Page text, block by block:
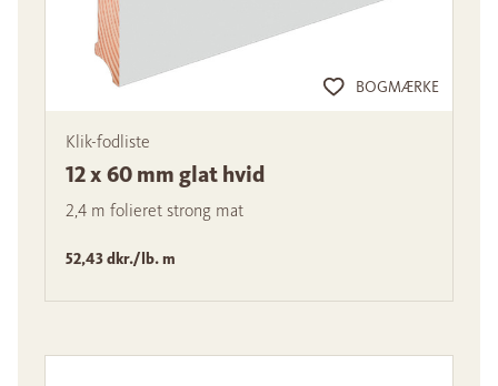
BOGMÆRKE
Klik-fodliste
12 x 60 mm glat hvid
2,4 m folieret strong mat
52,43 dkr./lb. m